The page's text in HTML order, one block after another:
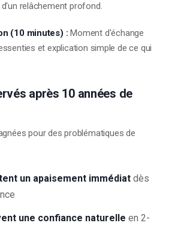
relâchement profond.
(10 minutes) : Moment d'échange
et explication simple de ce qui
après 10 années de
pour des problématiques de
un apaisement immédiat dès
une confiance naturelle en 2-